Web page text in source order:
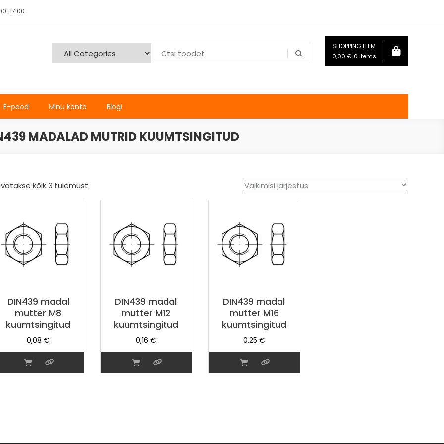
17.00
SHOPPING ITEM
0,00 € 0 items
E-pood Minu konto Blogi
MADALAD MUTRID KUUMTSINGITUD
kõik 3 tulemust
DIN439 madal
mutter M8
kuumtsingitud
0,08€
DIN439 madal
mutter M12
kuumtsingitud
0,16€
DIN439 madal
mutter M16
kuumtsingitud
0,25 €